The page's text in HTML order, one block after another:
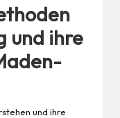
und ihre
und ihre